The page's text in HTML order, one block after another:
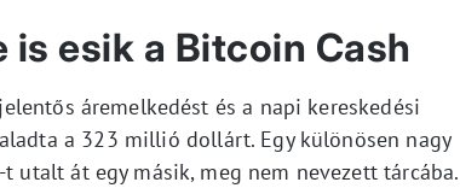
esik a Bitcoin Cash
áremelkedést és a napi kereskedési
a 323 millió dollárt. Egy különösen nagy
utalt át egy másik, meg nem nevezett tárcába.